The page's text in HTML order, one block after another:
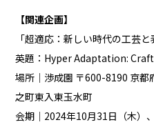
【関連企画】
「超適応：新しい時代の工芸と
英題：Hyper Adaptation:
場所｜渉成園 〒600-8190 京
之町東入東玉水町
会期｜2024年10月31日（木）